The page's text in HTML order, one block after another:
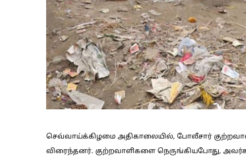
செவ்வாய்க்கிழமை அதிகாலையில், போலீசார்
விரைந்தனர். குற்றவாளிகளை நெருங்கியபோது,